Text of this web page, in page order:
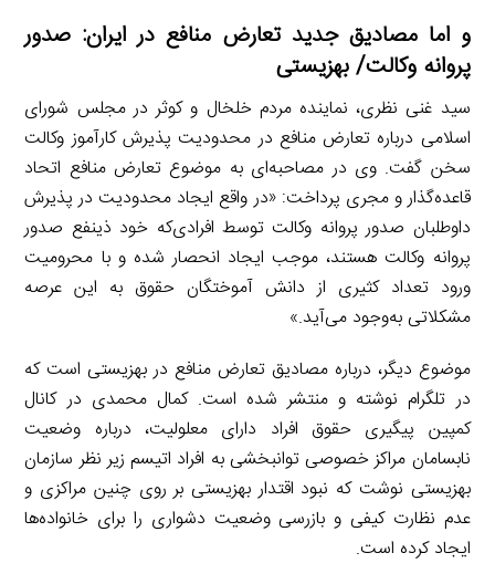
و اما مصادیق جدید تعارض منافع در ایران: صدور
پروانه وکالت/ بهزیستی
سید غنی نظری، نماینده مردم خلخال و کوثر در مجلس شورای
اسلامی درباره تعارض منافع در محدودیت پذیرش کارآموز وکالت
سخن گفت. وی در مصاحبه‌ای به موضوع تعارض منافع اتحاد
قاعده‌گذار و مجری پرداخت: «در واقع ایجاد محدودیت در پذیرش
داوطلبان صدور پروانه وکالت توسط افرادی‌که خود ذینفع صدور
پروانه وکالت هستند، موجب ایجاد انحصار شده و با محرومیت
ورود تعداد کثیری از دانش آموختگان حقوق به این عرصه
مشکلاتی به‌وجود می‌آید.»
موضوع دیگر، درباره مصادیق تعارض منافع در بهزیستی است که
در تلگرام نوشته و منتشر شده است. کمال محمدی در کانال
کمپین پیگیری حقوق افراد دارای معلولیت، درباره وضعیت
نابسامان مراکز خصوصی توانبخشی به افراد اتیسم زیر نظر سازمان
بهزیستی نوشت که نبود اقتدار بهزیستی بر روی چنین مراکزی و
عدم نظارت کیفی و بازرسی وضعیت دشواری را برای خانواده‌ها
ایجاد کرده است.